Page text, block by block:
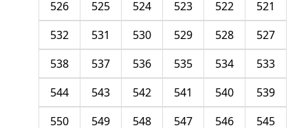
521
522
523
524
525
526
527
528
529
530
531
532
533
534
535
536
537
538
539
540
541
542
543
544
545
546
547
548
549
550